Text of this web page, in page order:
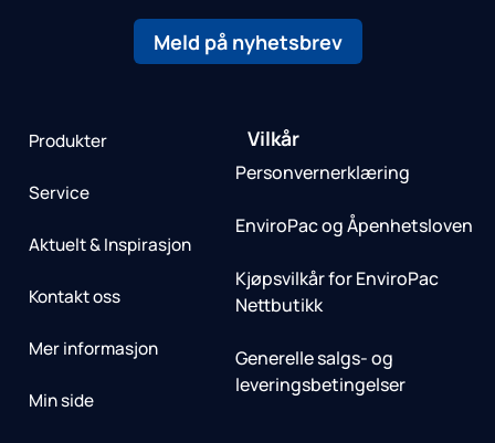
Meld på nyhetsbrev
Produkter
Service
Aktuelt & Inspirasjon
Kontakt oss
Mer informasjon
Min side
Vilkår
Personvernerklæring
EnviroPac og Åpenhetsloven
Kjøpsvilkår for EnviroPac
Nettbutikk
Generelle salgs- og
leveringsbetingelser